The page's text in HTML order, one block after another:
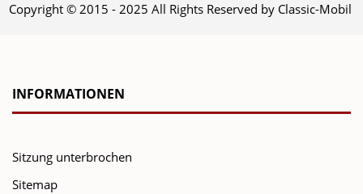
Copyright © 2015 - 2025 All Rights Reserved by Classic-Mobil
INFORMATIONEN
Sitzung unterbrochen
Sitemap